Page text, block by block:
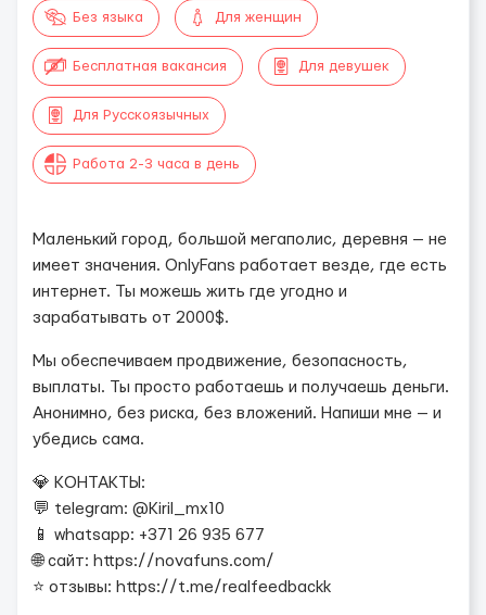
Без языка Для женщин
Бесплатная вакансия Для девушек
Для Русскоязычных
Работа 2-3 часа в день
Маленький город, большой мегаполис, деревня — не
имеет значения. OnlyFans работает везде, где есть
интернет. Ты можешь жить где угодно и
зарабатывать от 2000$.
Мы обеспечиваем продвижение, безопасность,
выплаты. Ты просто работаешь и получаешь деньги.
Анонимно, без риска, без вложений. Напиши мне — и
убедись сама.
💎 КОНТАКТЫ:
💬 telegram: @Kiril_mx10
📱 whatsapp: +371 26 935 677
🌐 сайт: https://novafuns.com/
⭐ отзывы: https://t.me/realfeedbackk